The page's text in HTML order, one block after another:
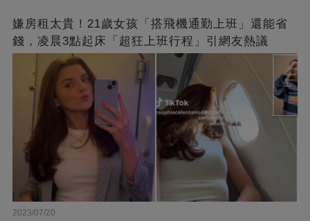
嫌房租太貴！21歲女孩「搭飛機通勤上班」還能省
錢，凌晨3點起床「超狂上班行程」引網友熱議
2023/07/20